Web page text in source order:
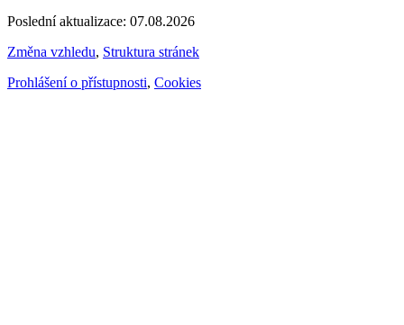
Poslední aktualizace: 07.08.2026
Změna vzhledu, Struktura stránek
Prohlášení o přístupnosti, Cookies